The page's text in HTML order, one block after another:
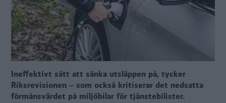
Ineffektivt sätt att sänka utsläppen på, tycker
Riksrevisionen – som också kritiserar det nedsatta
förmånsvärdet på miljöbilar för tjänstebilister.